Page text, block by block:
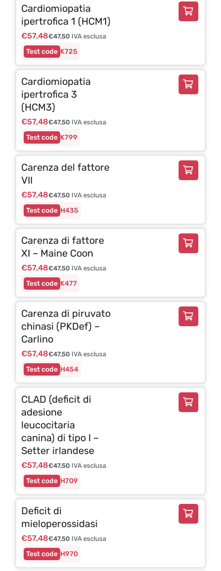
K725
Cardiomiopatia
ipertrofica 1 (HCM1)
€57,48€47,50 IVA esclusa
K799
Cardiomiopatia
ipertrofica 3
(HCM3)
€57,48€47,50 IVA esclusa
H435
Carenza del fattore
VII
€57,48€47,50 IVA esclusa
K477
Carenza di fattore
XI – Maine Coon
€57,48€47,50 IVA esclusa
H454
Carenza di piruvato
chinasi (PKDef) –
Carlino
€57,48€47,50 IVA esclusa
H709
CLAD (deficit di
adesione
leucocitaria
canina) di tipo I –
Setter irlandese
€57,48€47,50 IVA esclusa
H970
Deficit di
mieloperossidasi
€57,48€47,50 IVA esclusa